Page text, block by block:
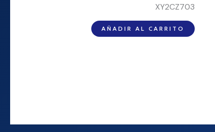
XY2CZ703
AÑADIR AL CARRITO